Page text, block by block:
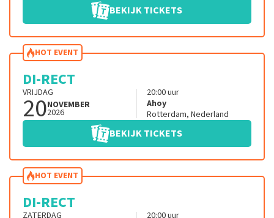
BEKIJK TICKETS
HOT EVENT
DI-RECT
VRIJDAG
20NOVEMBER
2026
20:00uur
Ahoy
Rotterdam, Nederland
BEKIJK TICKETS
HOT EVENT
DI-RECT